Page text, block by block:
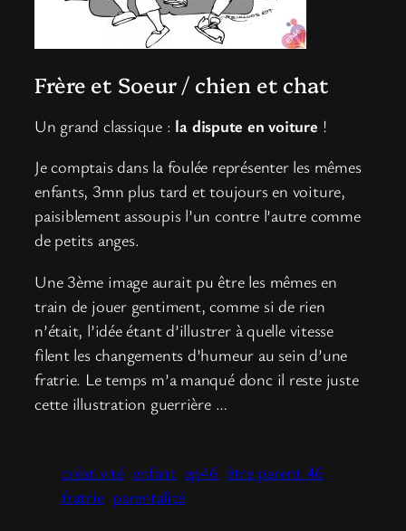
Frère et Soeur / chien et chat
Un grand classique : la dispute en voiture !
Je comptais dans la foulée représenter les mêmes
enfants, 3mn plus tard et toujours en voiture,
paisiblement assoupis l’un contre l’autre comme
de petits anges.
Une 3ème image aurait pu être les mêmes en
train de jouer gentiment, comme si de rien
n’était, l’idée étant d’illustrer à quelle vitesse
filent les changements d’humeur au sein d’une
fratrie. Le temps m’a manqué donc il reste juste
cette illustration guerrière …
créativité enfant ep46 être parent 46
fratrie parentalité